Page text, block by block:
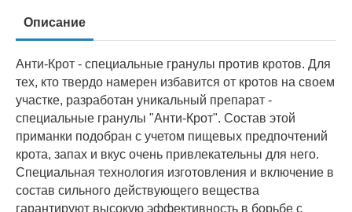
Описание
Анти-Крот - специальные гранулы против кротов. Для
тех, кто твердо намерен избавится от кротов на своем
участке, разработан уникальный препарат -
специальные гранулы "Анти-Крот". Состав этой
приманки подобран с учетом пищевых предпочтений
крота, запах и вкус очень привлекательны для него.
Специальная технология изготовления и включение в
состав сильного действующего вещества
гарантируют высокую эффективность в борьбе с